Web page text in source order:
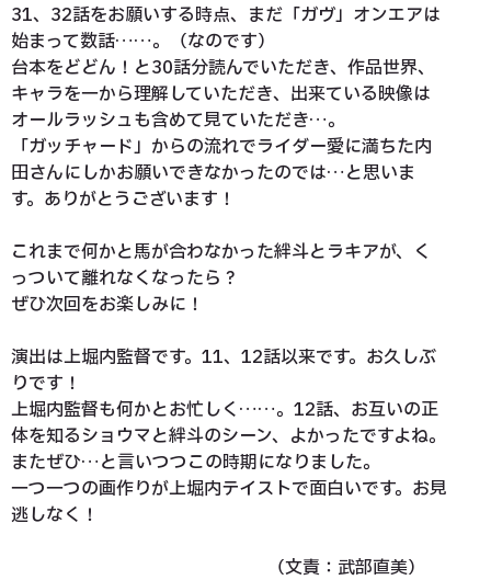
31、32話をお願いする時点、まだ「ガヴ」オンエアは
始まって数話……。（なのです）
台本をどどん！と30話分読んでいただき、作品世界、
キャラを一から理解していただき、出来ている映像は
オールラッシュも含めて見ていただき…。
「ガッチャード」からの流れでライダー愛に満ちた内
田さんにしかお願いできなかったのでは…と思いま
す。ありがとうございます！
これまで何かと馬が合わなかった絆斗とラキアが、く
っついて離れなくなったら？
ぜひ次回をお楽しみに！
演出は上堀内監督です。11、12話以来です。お久しぶ
りです！
上堀内監督も何かとお忙しく……。12話、お互いの正
体を知るショウマと絆斗のシーン、よかったですよね。
またぜひ…と言いつつこの時期になりました。
一つ一つの画作りが上堀内テイストで面白いです。お見
逃しなく！
（文責：武部直美）